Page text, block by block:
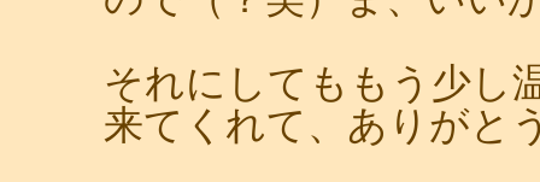
それにしてももう少し
来てくれて、ありがと